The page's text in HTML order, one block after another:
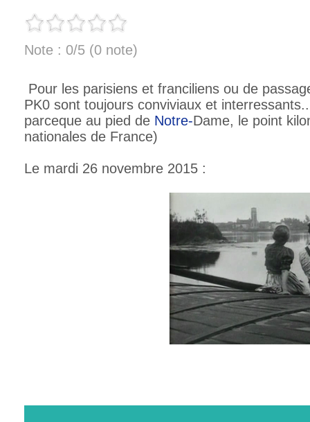
Note : 0/5 (0 note)
Pour les parisiens et franciliens ou de
PK0 sont toujours conviviaux et
parceque au pied de Notre-Dame, le point
nationales de France)
Le mardi 26 novembre 2015 :